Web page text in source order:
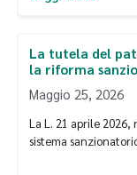
La tutela del
la riforma
Maggio 25, 2026
La L. 21 aprile
sistema